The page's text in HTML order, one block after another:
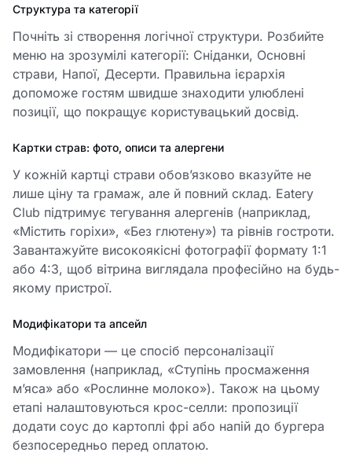
Структура та категорії
Почніть зі створення логічної структури. Розбийте
меню на зрозумілі категорії: Сніданки, Основні
страви, Напої, Десерти. Правильна ієрархія
допоможе гостям швидше знаходити улюблені
позиції, що покращує користувацький досвід.
Картки страв: фото, описи та алергени
У кожній картці страви обов’язково вказуйте не
лише ціну та грамаж, але й повний склад. Eatery
Club підтримує тегування алергенів (наприклад,
«Містить горіхи», «Без глютену») та рівнів гостроти.
Завантажуйте високоякісні фотографії формату 1:1
або 4:3, щоб вітрина виглядала професійно на будь-
якому пристрої.
Модифікатори та апсейл
Модифікатори — це спосіб персоналізації
замовлення (наприклад, «Ступінь просмаження
м’яса» або «Рослинне молоко»). Також на цьому
етапі налаштовуються крос-селли: пропозиції
додати соус до картоплі фрі або напій до бургера
безпосередньо перед оплатою.